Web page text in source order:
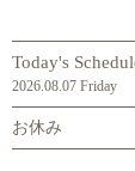
Today's
2026.08.07 Friday
お休み